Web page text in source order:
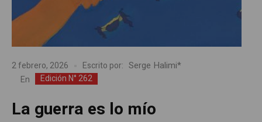
2 febrero, 2026 Escrito por: Serge Halimi*
En Edición N° 262
La guerra es lo mío